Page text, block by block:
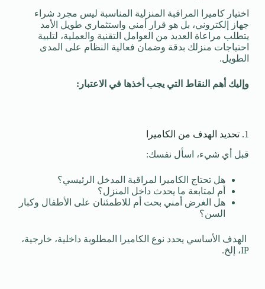
اختيار كاميرا المراقبة المنزلية المناسبة ليس مجرد شراء
جهاز إلكتروني، بل هو قرار أمني واستثماري طويل الأمد
يتطلب مراعاة العديد من العوامل التقنية والعملية، لتلبية
احتياجات منزلك بدقة وضمان فعالية النظام على المدى
الطويل.
وإليك أهم النقاط التي يجب أخذها في الاعتبار:
1. تحديد الهدف من الكاميرا
قبل أي شيء، اسأل نفسك:
هل تحتاج الكاميرا لمراقبة المدخل الرئيسي؟
أم لمتابعة ما يحدث داخل المنزل؟
هل الغرض أمني بحت أم للاطمئنان على الأطفال وكبار
السن؟
الهدف الأساسي يحدد نوع الكاميرا المطلوبة داخلية، خارجية،
IP، إلخ.